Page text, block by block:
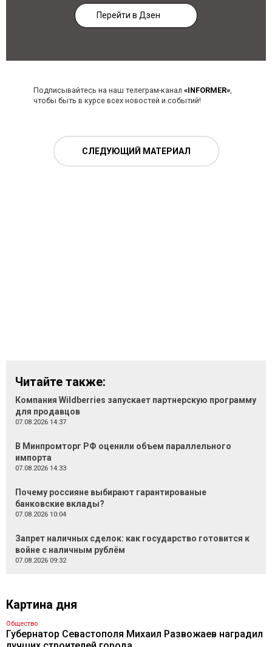
Перейти в Дзен
Подписывайтесь на наш телеграм-канал «INFORMER»,
чтобы быть в курсе всех новостей и событий!
СЛЕДУЮЩИЙ МАТЕРИАЛ
Читайте также:
Компания Wildberries запускает партнерскую программу
для продавцов
07.08.2026 14:37
В Минпромторг РФ оценили объем параллельного
импорта
07.08.2026 14:33
Почему россияне выбирают гарантированые
банковские вклады?
07.08.2026 10:04
Запрет наличных сделок: как государство готовится к
войне с наличным рублём
07.08.2026 09:32
Картина дня
Общество
Губернатор Севастополя Михаил Развожаев наградил